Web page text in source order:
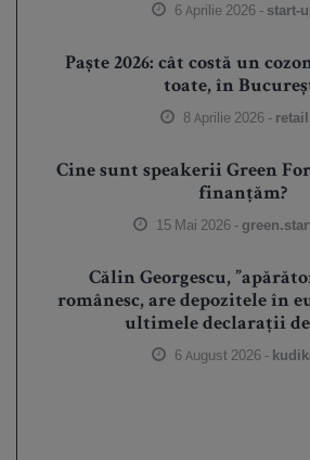
6 Aprilie 2026 - start-
Paște 2026: cât costă un
toate, în
8 Aprilie 2026 -
Cine sunt speakerii Green
finanțăm?
15 Mai 2026 -
Călin Georgescu,
românesc, are depozitele în
ultimele declarații
6 August 2026 -